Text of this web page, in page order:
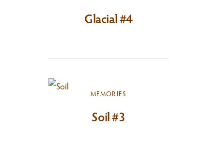
Glacial #4
MEMORIES
Soil #3